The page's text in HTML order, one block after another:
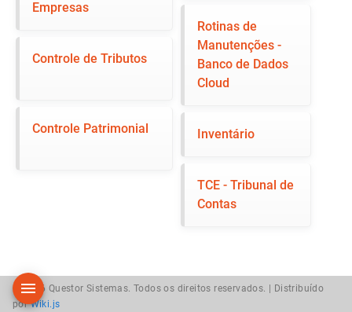
Empresas
Controle de Tributos
Controle Patrimonial
Rotinas de
Manutenções -
Banco de Dados
Cloud
Inventário
TCE - Tribunal de
Contas
© 2026 Questor Sistemas. Todos os direitos reservados. |
Distribuído
porWiki.js